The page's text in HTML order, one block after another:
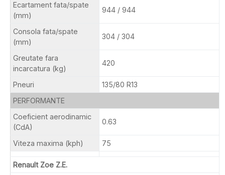
Ecartament fata/spate
(mm)
944 / 944
Consola fata/spate
(mm)
304 / 304
Greutate fara
incarcatura (kg)
420
Pneuri
135/80 R13
PERFORMANTE
Coeficient aerodinamic
(CdA)
0.63
Viteza maxima (kph) 75
Renault Zoe Z.E.